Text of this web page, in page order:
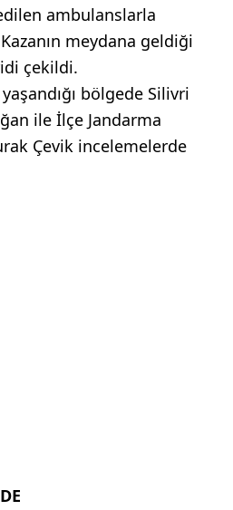
ambulanslarla
meydana geldiği
çekildi.
bölgede Silivri
ile İlçe Jandarma
Çevik incelemelerde